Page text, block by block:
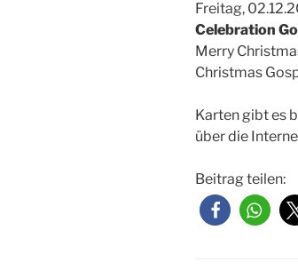
Freitag,
Celebration
Merry
Christmas
Karten gibt es
über die
Beitrag teilen: